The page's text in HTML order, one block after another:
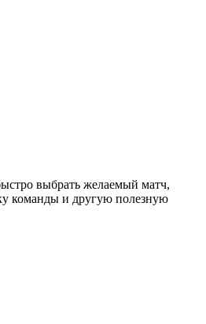
выбрать желаемый матч,
команды и другую полезную